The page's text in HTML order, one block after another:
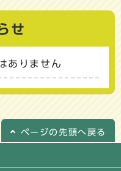
せ
ありません
ページの 先頭へ戻る